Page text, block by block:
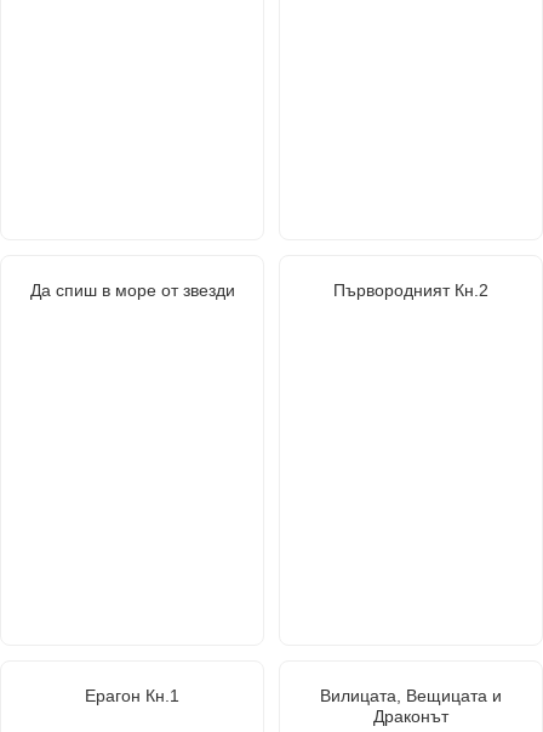
Да спиш в море от звезди Първородният Кн.2
Ерагон Кн.1
Вилицата, Вещицата и
Драконът